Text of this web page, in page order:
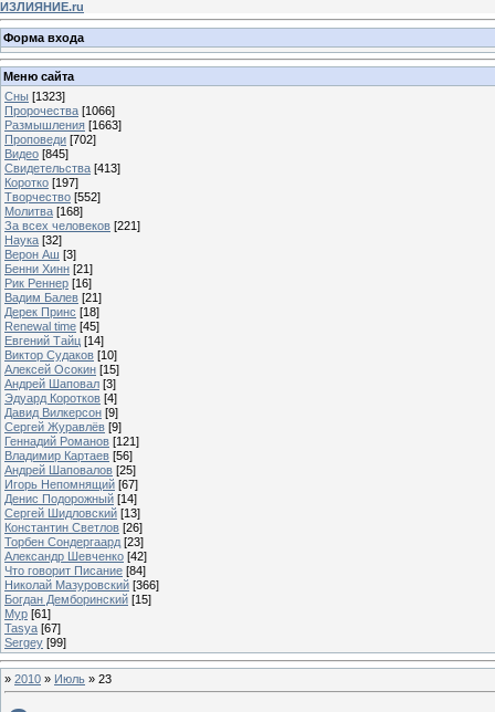
ИЗЛИЯНИЕ.ru
Форма входа
Меню сайта
Сны [1323]
Пророчества [1066]
Размышления [1663]
Проповеди [702]
Видео [845]
Свидетельства [413]
Коротко [197]
Творчество [552]
Молитва [168]
За всех человеков [221]
Наука [32]
Верон Аш [3]
Бенни Хинн [21]
Рик Реннер [16]
Вадим Балев [21]
Дерек Принс [18]
Renewal time [45]
Евгений Тайц [14]
Виктор Судаков [10]
Алексей Осокин [15]
Андрей Шаповал [3]
Эдуард Коротков [4]
Давид Вилкерсон [9]
Сергей Журавлёв [9]
Геннадий Романов [121]
Владимир Картаев [56]
Андрей Шаповалов [25]
Игорь Непомнящий [67]
Денис Подорожный [14]
Сергей Шидловский [13]
Константин Светлов [26]
Торбен Сондергаард [23]
Александр Шевченко [42]
Что говорит Писание [84]
Николай Мазуровский [366]
Богдан Демборинский [15]
Мур [61]
Tasya [67]
Sergey [99]
» 2010 » Июль » 23